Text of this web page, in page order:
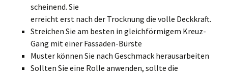
scheinend. Sie
erreicht erst nach der Trocknung die volle Deckkraft.
Streichen Sie am besten in gleichförmigem Kreuz-
Gang mit einer Fassaden-Bürste
Muster können Sie nach Geschmack herausarbeiten
Sollten Sie eine Rolle anwenden, sollte die